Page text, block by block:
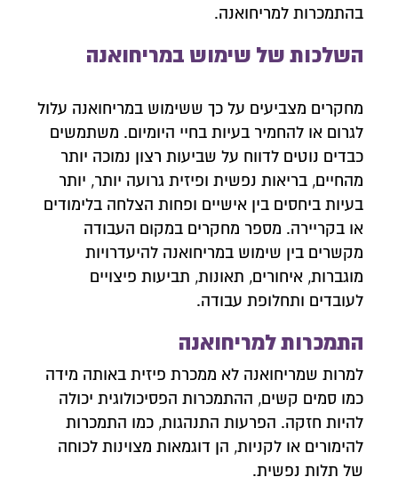
בהתמכרות למריחואנה.
השלכות של שימוש במריחואנה
מחקרים מצביעים על כך ששימוש במריחואנה עלול
לגרום או להחמיר בעיות בחיי היומיום. משתמשים
כבדים נוטים לדווח על שביעות רצון נמוכה יותר
מהחיים, בריאות נפשית ופיזית גרועה יותר, יותר
בעיות ביחסים בין אישיים ופחות הצלחה בלימודים
או בקריירה. מספר מחקרים במקום העבודה
מקשרים בין שימוש במריחואנה להיעדרויות
מוגברות, איחורים, תאונות, תביעות פיצויים
לעובדים ותחלופת עבודה.
התמכרות למריחואנה
למרות שמריחואנה לא ממכרת פיזית באותה מידה
כמו סמים קשים, ההתמכרות הפסיכולוגית יכולה
להיות חזקה. הפרעות התנהגות, כמו התמכרות
להימורים או לקניות, הן דוגמאות מצוינות לכוחה
של תלות נפשית.